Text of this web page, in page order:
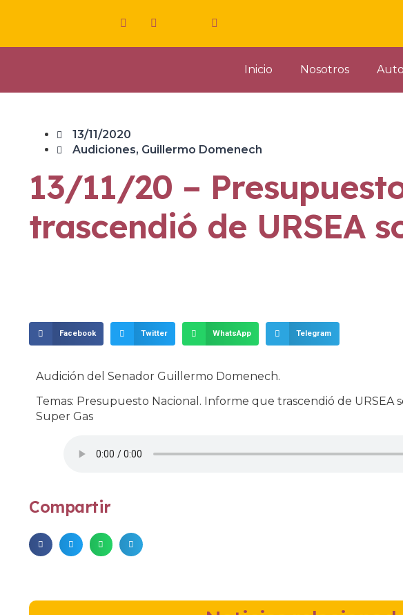
Inicio Nosotros
13/11/2020
Audiciones, Guillermo Domenech
13/11/20 –
trascendió de URSEA
Facebook Twitter WhatsApp Telegram
Audición del Senador Guillermo Domenech.
Temas: Presupuesto Nacional. Informe que trascendió de URSEA
Super Gas
Compartir